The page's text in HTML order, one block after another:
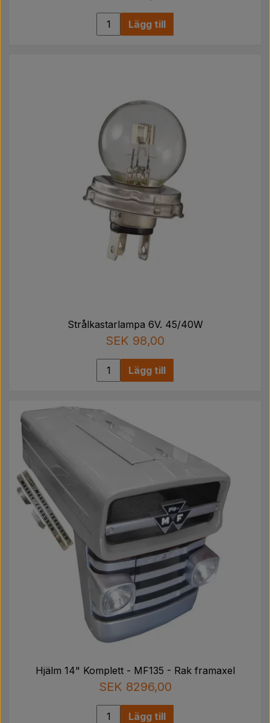
Lägg till
Strålkastarlampa 6V. 45/40W
SEK 98,00
Lägg till
Hjälm 14" Komplett - MF135 - Rak framaxel
SEK 8296,00
Lägg till